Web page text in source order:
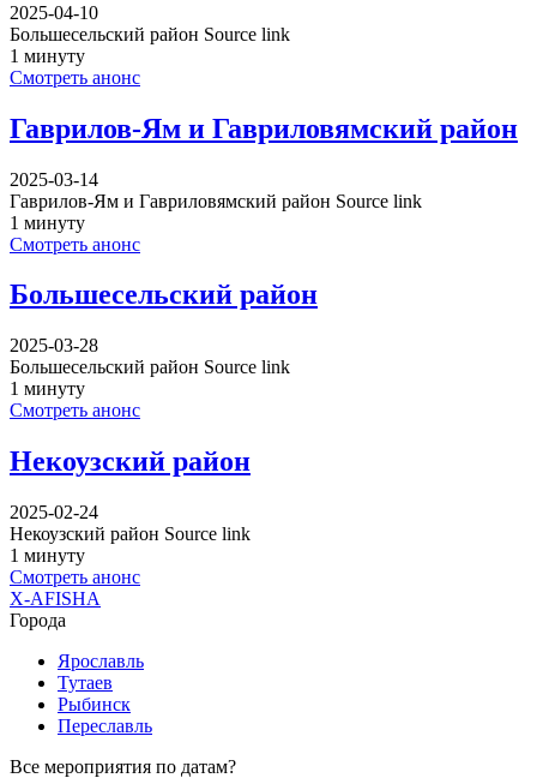
2025-04-10
Большесельский район Source link
1 минуту
Смотреть анонс
Гаврилов-Ям и Гавриловямский район
2025-03-14
Гаврилов-Ям и Гавриловямский район Source link
1 минуту
Смотреть анонс
Большесельский район
2025-03-28
Большесельский район Source link
1 минуту
Смотреть анонс
Некоузский район
2025-02-24
Некоузский район Source link
1 минуту
Смотреть анонс
X-AFISHA
Города
Ярославль
Тутаев
Рыбинск
Переславль
Все мероприятия по датам?